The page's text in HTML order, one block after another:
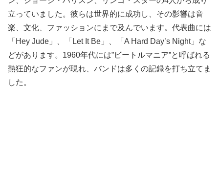
立っていました。彼らは世界的に成功し、その影響は音
楽、文化、ファッションにまで及んでいます。代表曲には
「Hey Jude」、「Let It Be」、「A Hard Day’s Night」な
どがあります。1960年代には”ビートルマニア”と呼ばれる
熱狂的なファンが現れ、バンドは多くの記録を打ち立てま
した。